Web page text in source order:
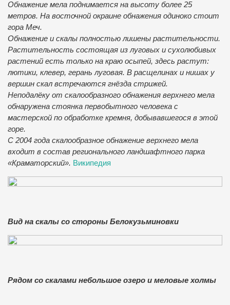
Обнажение мела поднимается на высоту более 25
метров. На восточной окраине обнажения одиноко стоит
гора Меч.
Обнажение и скалы полностью лишены растительности.
Растительность состоящая из луговых и сухолюбивых
растений есть только на краю осыпей, здесь растут:
лютики, клевер, герань луговая. В расщелинах и нишах у
вершин скал встречаются гнёзда стрижей.
Неподалёку от скалообразного обнажения верхнего мела
обнаружена стоянка первобытного человека с
мастерской по обработке кремня, добывавшегося в этой
горе.
С 2004 года скалообразное обнажение верхнего мела
входит в состав регионального ландшафтного парка
«Краматорский». Википедия
Вид на скалы со стороны Белокузьминовки
Рядом со скалами небольшое озеро и меловые холмы